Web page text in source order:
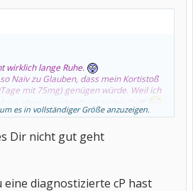
wirklich lange Ruhe.
Naiv zu Glauben, dass mein Kortistoß
mit 75mg) genügen würde. Weil ich
bei, vielleicht brauchst ja gar keine
es in vollständiger Größe anzuzeigen.
Dir nicht gut geht
eine diagnostizierte cP hast